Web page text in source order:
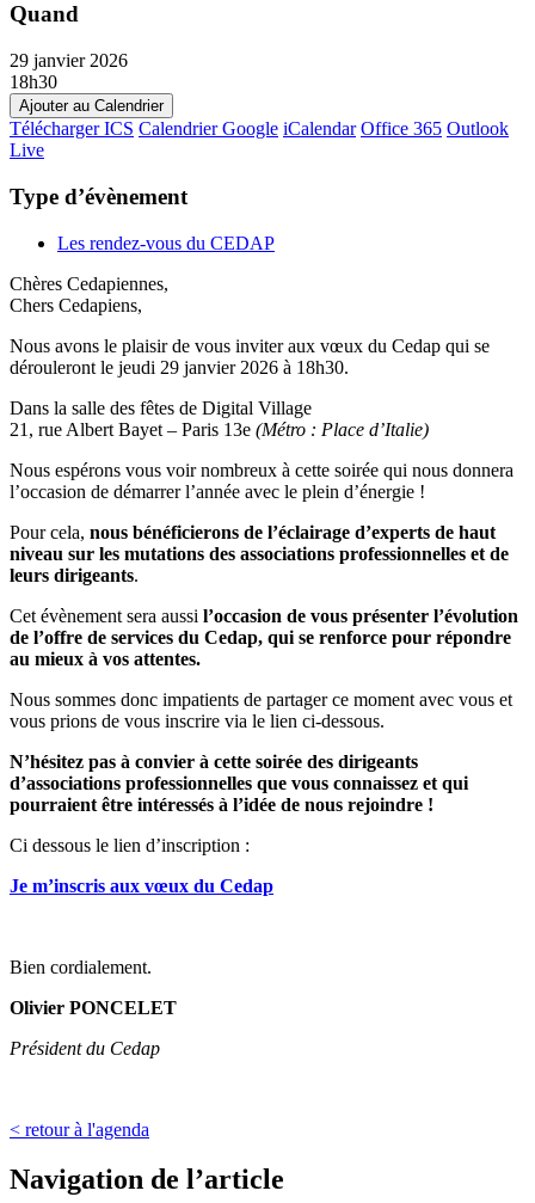
Quand
29 janvier 2026
18h30
Ajouter au Calendrier
Télécharger ICS Calendrier Google iCalendar Office 365 Outlook
Live
Type d’évènement
Les rendez-vous du CEDAP
Chères Cedapiennes,
Chers Cedapiens,
Nous avons le plaisir de vous inviter aux vœux du Cedap qui se
dérouleront le jeudi 29 janvier 2026 à 18h30.
Dans la salle des fêtes de Digital Village
21, rue Albert Bayet – Paris 13e (Métro : Place d’Italie)
Nous espérons vous voir nombreux à cette soirée qui nous donnera
l’occasion de démarrer l’année avec le plein d’énergie !
Pour cela, nous bénéficierons de l’éclairage d’experts de haut
niveau sur les mutations des associations professionnelles et de
leurs dirigeants.
Cet évènement sera aussi l’occasion de vous présenter l’évolution
de l’offre de services du Cedap, qui se renforce pour répondre
au mieux à vos attentes.
Nous sommes donc impatients de partager ce moment avec vous et
vous prions de vous inscrire via le lien ci-dessous.
N’hésitez pas à convier à cette soirée des dirigeants
d’associations professionnelles que vous connaissez et qui
pourraient être intéressés à l’idée de nous rejoindre !
Ci dessous le lien d’inscription :
Je m’inscris aux vœux du Cedap
Bien cordialement.
Olivier PONCELET
Président du Cedap
< retour à l'agenda
Navigation de l’article